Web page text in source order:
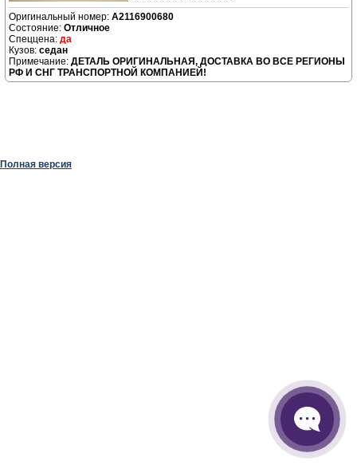
A2116900680
Отличное
да
седан
ДЕТАЛЬ ОРИГИНАЛЬНАЯ, ДОСТАВКА ВО ВСЕ РЕГИОНЫ
РФ И СНГ ТРАНСПОРТНОЙ КОМПАНИЕЙ!
Полная версия